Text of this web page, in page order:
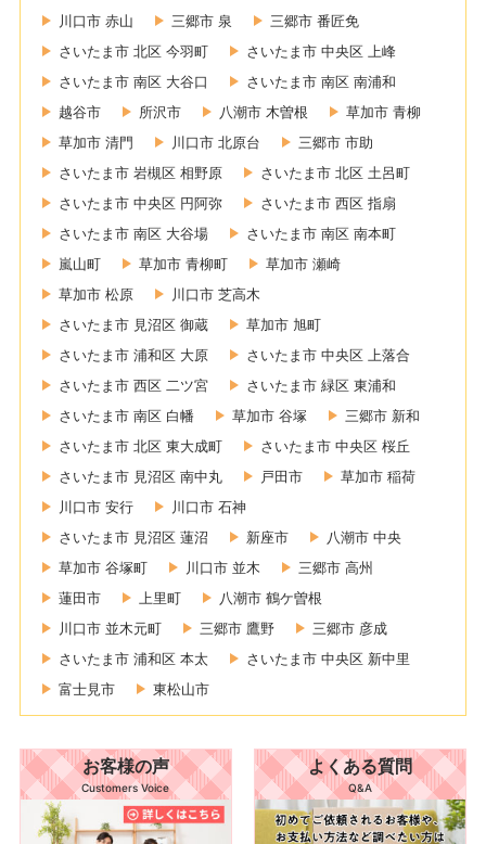
川口市 赤山
三郷市 泉
三郷市 番匠免
さいたま市 北区 今羽町
さいたま市 中央区 上峰
さいたま市 南区 大谷口
さいたま市 南区 南浦和
越谷市
所沢市 八潮市 木曽根
草加市 青柳
草加市 清門
川口市 北原台
三郷市 市助
さいたま市 岩槻区 相野原
さいたま市 北区 土呂町
さいたま市 中央区 円阿弥
さいたま市 西区 指扇
さいたま市 南区 大谷場
さいたま市 南区 南本町
嵐山町
草加市 青柳町
草加市 瀬崎
草加市 松原
川口市 芝高木
さいたま市 見沼区 御蔵
草加市 旭町
さいたま市 浦和区 大原
さいたま市 中央区 上落合
さいたま市 西区 二ツ宮
さいたま市 緑区 東浦和
さいたま市 南区 白幡
草加市 谷塚
三郷市 新和
さいたま市 北区 東大成町
さいたま市 中央区 桜丘
さいたま市 見沼区 南中丸
戸田市
草加市 稲荷
川口市 安行
川口市 石神
さいたま市 見沼区 蓮沼
新座市
八潮市 中央
草加市 谷塚町
川口市 並木
三郷市 高州
蓮田市
上里町
八潮市 鶴ケ曽根
川口市 並木元町
三郷市 鷹野
三郷市 彦成
さいたま市 浦和区 本太
さいたま市 中央区 新中里
富士見市
東松山市
お客様の声
Customers Voice
よくある質問
Q&A